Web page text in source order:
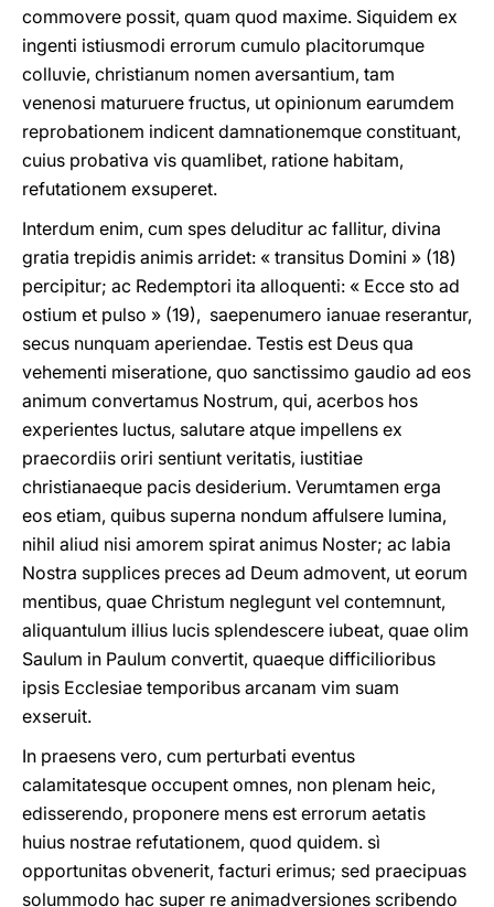
commovere possit, quam quod maxime. Siquidem ex
ingenti istiusmodi errorum cumulo placitorumque
colluvie, christianum nomen aversantium, tam
venenosi maturuere fructus, ut opinionum earumdem
reprobationem indicent damnationemque constituant,
cuius probativa vis quamlibet, ratione habitam,
refutationem exsuperet.
Interdum enim, cum spes deluditur ac fallitur, divina
gratia trepidis animis arridet: « transitus Domini » (18)
percipitur; ac Redemptori ita alloquenti: « Ecce sto ad
ostium et pulso » (19), saepenumero ianuae reserantur,
secus nunquam aperiendae. Testis est Deus qua
vehementi miseratione, quo sanctissimo gaudio ad eos
animum convertamus Nostrum, qui, acerbos hos
experientes luctus, salutare atque impellens ex
praecordiis oriri sentiunt veritatis, iustitiae
christianaeque pacis desiderium. Verumtamen erga
eos etiam, quibus superna nondum affulsere lumina,
nihil aliud nisi amorem spirat animus Noster; ac labia
Nostra supplices preces ad Deum admovent, ut eorum
mentibus, quae Christum neglegunt vel contemnunt,
aliquantulum illius lucis splendescere iubeat, quae olim
Saulum in Paulum convertit, quaeque difficilioribus
ipsis Ecclesiae temporibus arcanam vim suam
exseruit.
In praesens vero, cum perturbati eventus
calamitatesque occupent omnes, non plenam heic,
edisserendo, proponere mens est errorum aetatis
huius nostrae refutationem, quod quidem. sì
opportunitas obvenerit, facturi erimus; sed praecipuas
solummodo hac super re animadversiones scribendo